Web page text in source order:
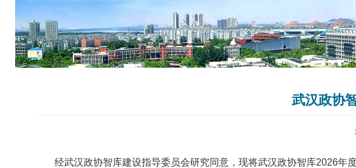
武汉政协
经武汉政协智库建设指导委员会研究同意，现将武汉政协智库2026年